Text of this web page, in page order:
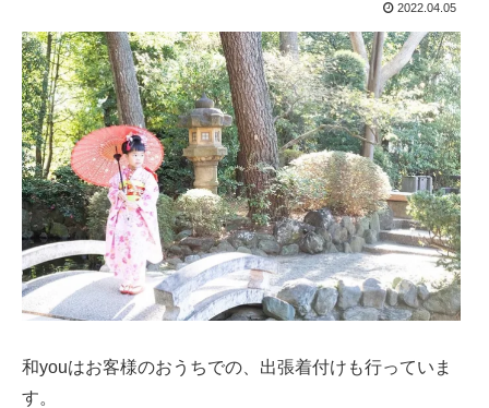
2022.04.05
和youはお客様のおうちでの、出張着付けも行っていま
す。